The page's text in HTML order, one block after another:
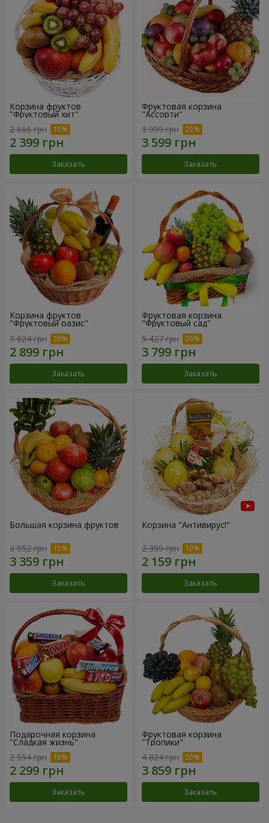
Корзина фруктов
"Фруктовый хит"
2 666 грн
Заказать
Фруктовая корзина
"Ассорти"
3 999 грн
Заказать
Корзина фруктов
"Фруктовый оазис"
3 624 грн
Заказать
Фруктовая корзина
"Фруктовый сад"
5 427 грн
Заказать
Большая корзина фруктов
3 952 грн
Заказать
Корзина "Антивирус!"
2 399 грн
Заказать
Подарочная корзина
"Сладкая жизнь"
2 554 грн
Заказать
Фруктовая корзина
"Тропики"
4 824 грн
Заказать